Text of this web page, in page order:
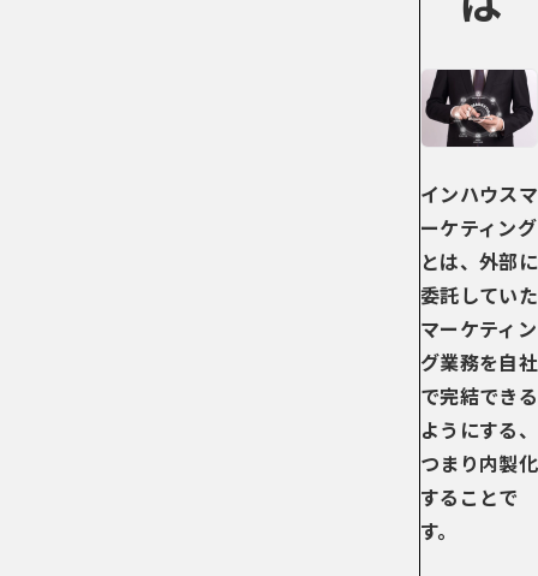
インハウスマ
ーケティング
とは、外部に
委託していた
マーケティン
グ業務を自社
で完結できる
ようにする、
つまり内製化
することで
す。